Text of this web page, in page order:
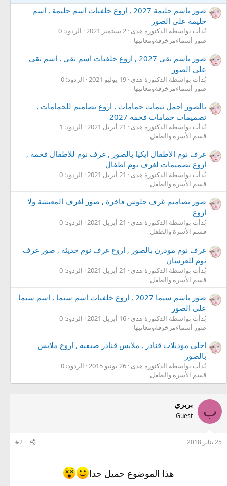
صور باسم حليمة 2027 , اروع خلفيات اسم حليمة , اسم
حليمة على الصور
بُدأت بواسطة الدكتورة هدى 2 سبتمبر 2021
الردود: 0
صور أسماءمزخرفةومعانيها
صور باسم تقى 2027 , اروع خلفيات اسم تقى , اسم تقى
على الصور
بُدأت بواسطة الدكتورة هدى 19 يوليو 2021
الردود: 0
صور أسماءمزخرفةومعانيها
بالصور اجمل ثيمات حمامات , اروع تصاميم للحمامات ,
تصميمات حمامات فحمة 2027
بُدأت بواسطة الدكتورة هدى 21 أبريل 2021
الردود: 1
قسم الأسرة والطفل
غرف نوم الأطفال ايكيا بالصور , غرف نوم للاطفال فخمة ,
اروع تصميمات لغرف نوم اطفال
بُدأت بواسطة الدكتورة هدى 21 أبريل 2021
الردود: 0
قسم الأسرة والطفل
صور تصاميم غرف جلوس فاخرة , صور لغرف المعيشة ولا
اروع
بُدأت بواسطة الدكتورة هدى 21 أبريل 2021
الردود: 0
قسم الأسرة والطفل
غرف نوم مودرن بالصور , اروع غرف نوم حديثة , صور غرف
نوم للعرسان
بُدأت بواسطة الدكتورة هدى 21 أبريل 2021
الردود: 0
قسم الأسرة والطفل
صور باسم سيما 2027 , اروع خلفيات اسم سيما , اسم سيما
على الصور
بُدأت بواسطة الدكتورة هدى 16 أبريل 2021
الردود: 0
صور أسماءمزخرفةومعانيها
احلى موديلات قنادر , ملابس قنادر صيفية , اروع ملابس
بالصور
بُدأت بواسطة الدكتورة هدى 26 يونيو 2015
الردود: 0
قسم الأسرة والطفل
ب بربري
Guest
25 يناير 2018 #2
هذا الموضوع جميل جدا